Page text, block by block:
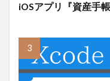
iOSアプリ『資産手